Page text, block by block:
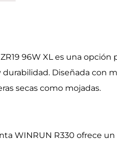
ZR19 96W XL es una
Diseñada con
secas como mojadas.
WINRUN R330 ofrece